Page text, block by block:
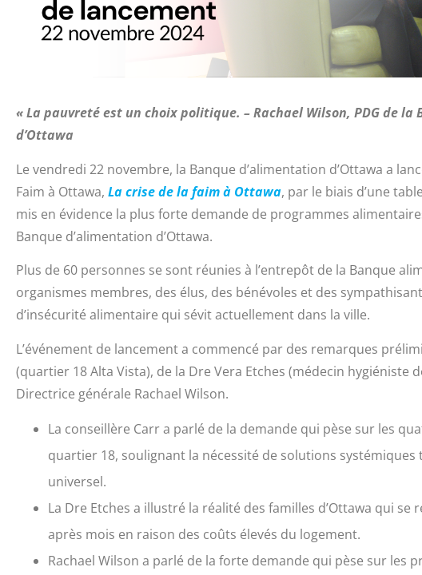
« La pauvretéest un choix politique. – Rachael Wilson, PDG de la
d’Ottawa
Le vendredi 22 novembre, la Banque d’alimentation d’Ottawa a
Faim à Ottawa, La crise de la faim à Ottawa, par le biais d’une
mis en évidence la plus forte demande de programmes
Banque d’alimentation d’Ottawa.
Plus de 60 personnes se sont réunies à l’entrepôt de la Banque
organismes membres, des élus, des bénévoles et des
d’insécurité alimentaire qui sévit actuellement dans la ville.
L’événement de lancement a commencé par des remarques
(quartier 18 Alta Vista), de la Dre Vera Etches (médecin hygiéniste
Directrice générale Rachael Wilson.
La conseillère Carr a parlé de la demande qui pèse sur les
quartier 18, soulignant la nécessité de solutions systémiques
universel.
La Dre Etches a illustré la réalité des familles d’Ottawa qui
après mois en raison des coûts élevés du logement.
Rachael Wilson a parlé de la forte demande qui pèse sur les